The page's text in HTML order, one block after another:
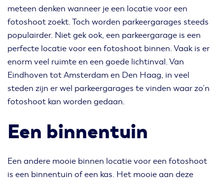
meteen denken wanneer je een locatie voor een
fotoshoot zoekt. Toch worden parkeergarages steeds
populairder. Niet gek ook, een parkeergarage is een
perfecte locatie voor een fotoshoot binnen. Vaak is er
enorm veel ruimte en een goede lichtinval. Van
Eindhoven tot Amsterdam en Den Haag, in veel
steden zijn er wel parkeergarages te vinden waar zo’n
fotoshoot kan worden gedaan.
Een binnentuin
Een andere mooie binnen locatie voor een fotoshoot
is een binnentuin of een kas. Het mooie aan deze